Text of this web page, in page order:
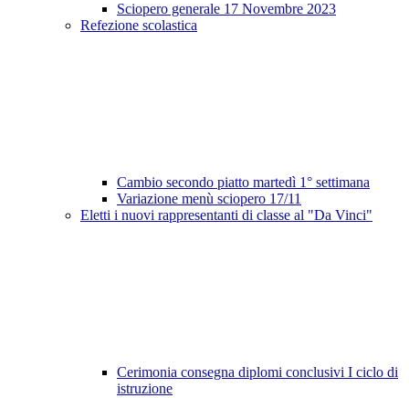
Sciopero generale 17 Novembre 2023
Refezione scolastica
Cambio secondo piatto martedì 1° settimana
Variazione menù sciopero 17/11
Eletti i nuovi rappresentanti di classe al "Da Vinci"
Cerimonia consegna diplomi conclusivi I ciclo di
istruzione